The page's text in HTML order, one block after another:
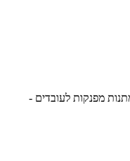
לעובדים -